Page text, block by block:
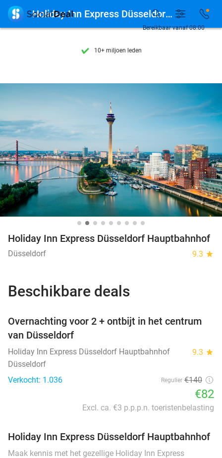
7 dagen per week beschikbaar
7 dagen per week beschikbaar
10+ miljoen leden
Bereikbaar vanaf 08:00
 Holiday Inn Express Düsseldorf Hauptbahnhof
Holiday Inn Express Düsseldorf Hauptbahnhof
Düsseldorf 9.3 star
Beschikbare deals
Overnachting voor 2 + ontbijt in het centrum
van Düsseldorf
Holiday Inn Express Düsseldorf Hauptbahnhof 9.3 star
Düsseldorf
Verkocht: 1.036
Regulier €140
€82
Excl. ca. €3 p.p.p.n. toeristenbelasting
Holiday Inn Express Düsseldorf Hauptbahnhof
Maak kennis met het gezellige Holiday Inn Express